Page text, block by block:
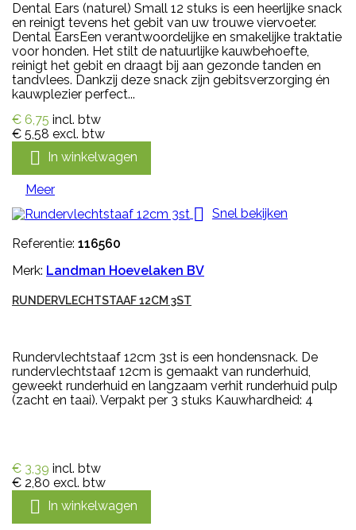
Dental Ears (naturel) Small 12 stuks is een heerlijke snack
en reinigt tevens het gebit van uw trouwe viervoeter.
Dental EarsEen verantwoordelijke en smakelijke traktatie
voor honden. Het stilt de natuurlijke kauwbehoefte,
reinigt het gebit en draagt bij aan gezonde tanden en
tandvlees. Dankzij deze snack zijn gebitsverzorging én
kauwplezier perfect...
€ 6,75 incl. btw
€ 5,58 excl. btw
 In winkelwagen
Meer

Snel bekijken
Referentie: 116560
Merk: Landman Hoevelaken BV
RUNDERVLECHTSTAAF 12CM 3ST
Rundervlechtstaaf 12cm 3st is een hondensnack. De
rundervlechtstaaf 12cm is gemaakt van runderhuid,
geweekt runderhuid en langzaam verhit runderhuid pulp
(zacht en taai). Verpakt per 3 stuks Kauwhardheid: 4
€ 3,39 incl. btw
€ 2,80 excl. btw
 In winkelwagen